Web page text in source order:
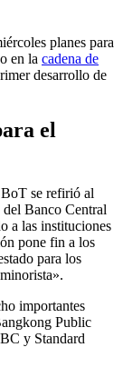
planes para
en la cadena de
desarrollo de
el
se refirió al
Banco Central
a las instituciones
pone fin a los
para los
importantes
Public
y Standard